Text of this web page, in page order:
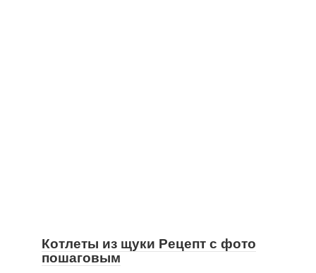
Котлеты из щуки Рецепт с фото
пошаговым